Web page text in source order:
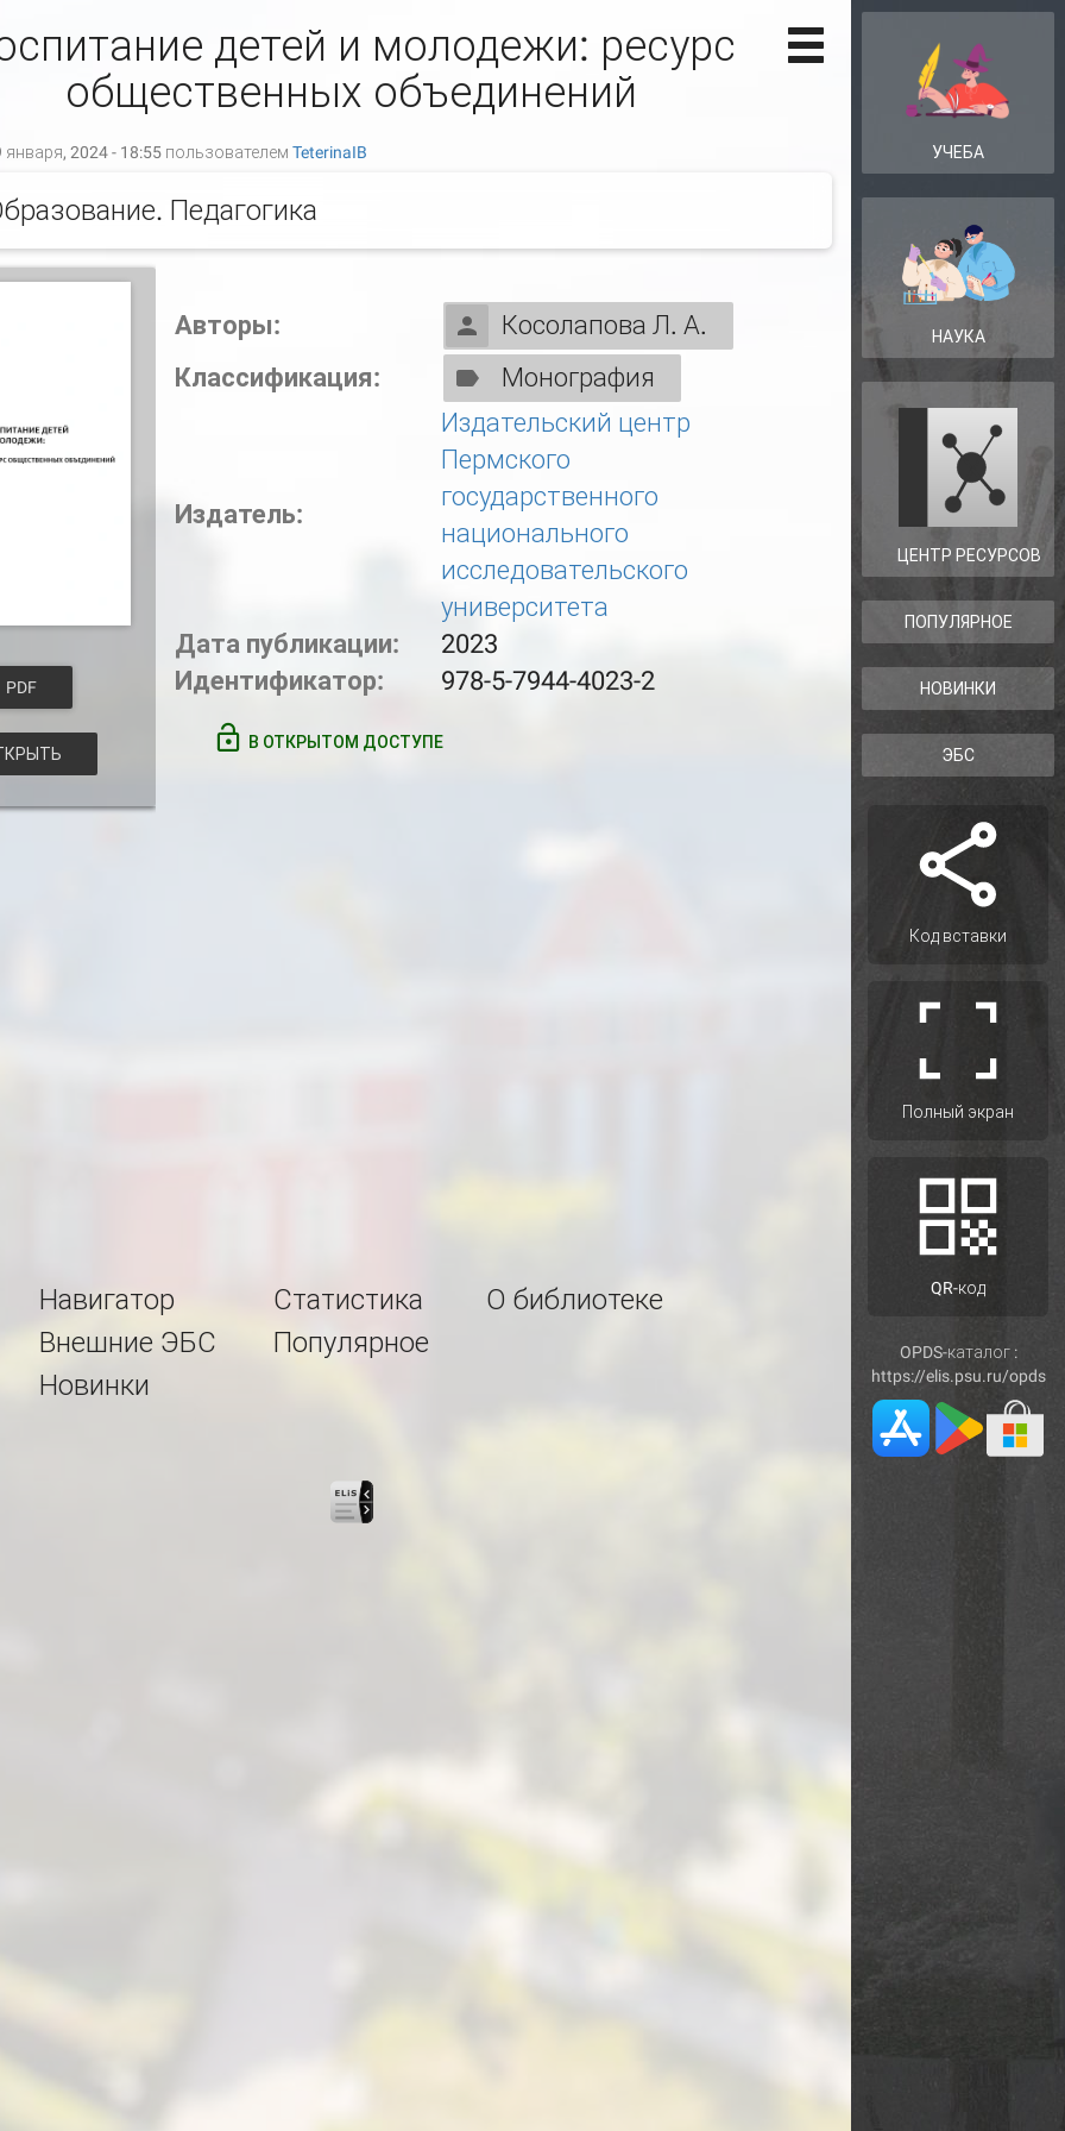
детей и молодежи: ресурс
общественных объединений
2024 - 18:55 пользователем TeterinaIB
Педагогика
PDF
Авторы:
Косолапова Л. А.
Классификация:
Монография
Издатель:
Издательский центр
Пермского
государственного
национального
исследовательского
университета
Дата публикации:
2023
Идентификатор:
978-5-7944-4023-2
В ОТКРЫТОМ ДОСТУПЕ
Навигатор
Внешние ЭБС
Новинки
Статистика
Популярное
О библиотеке
УЧЕБА
НАУКА
ЦЕНТР РЕСУРСОВ
ПОПУЛЯРНОЕ
НОВИНКИ
ЭБС
Код вставки
Полный экран
QR-код
OPDS-каталог :
https://elis.psu.ru/opds